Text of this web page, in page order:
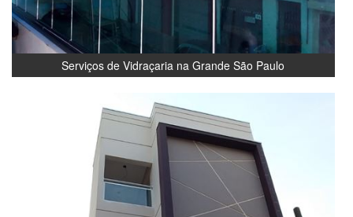
Serviços de Vidraçaria na Grande São Paulo